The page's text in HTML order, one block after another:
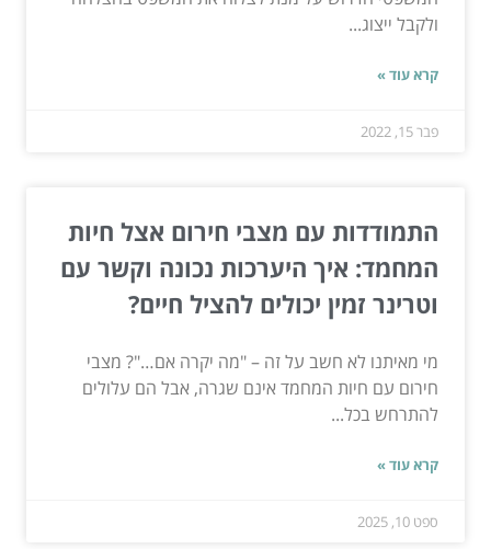
ולקבל ייצוג...
קרא עוד »
פבר 15, 2022
התמודדות עם מצבי חירום אצל חיות
המחמד: איך היערכות נכונה וקשר עם
וטרינר זמין יכולים להציל חיים?
מי מאיתנו לא חשב על זה – "מה יקרה אם…"? מצבי
חירום עם חיות המחמד אינם שגרה, אבל הם עלולים
להתרחש בכל...
קרא עוד »
ספט 10, 2025